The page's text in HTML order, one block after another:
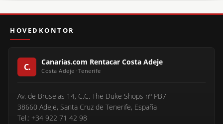
HOVEDKONTOR
Canarias.com Rentacar Costa Adeje
Av. de Bruselas 14, C.C. The Duke Shops nº PB7
38660 Adeje, Santa Cruz de Tenerife, España
Tel.: +34 922 71 42 98